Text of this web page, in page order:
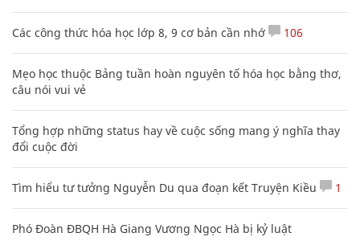
Các công thức hóa học lớp 8, 9 cơ bản cần nhớ 106
Mẹo học thuộc Bảng tuần hoàn nguyên tố hóa học bằng thơ,
câu nói vui vẻ
Tổng hợp những status hay về cuộc sống mang ý nghĩa thay
đổi cuộc đời
Tìm hiểu tư tưởng Nguyễn Du qua đoạn kết Truyện Kiều 1
Phó Đoàn ĐBQH Hà Giang Vương Ngọc Hà bị kỷ luật